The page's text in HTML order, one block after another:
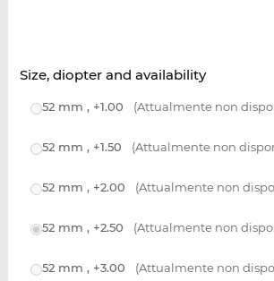
Size, diopter and availability
52 mm , +1.00 (Attualmente non
52 mm , +1.50 (Attualmente non
52 mm , +2.00 (Attualmente non
52 mm , +2.50 (Attualmente non
52 mm , +3.00 (Attualmente non